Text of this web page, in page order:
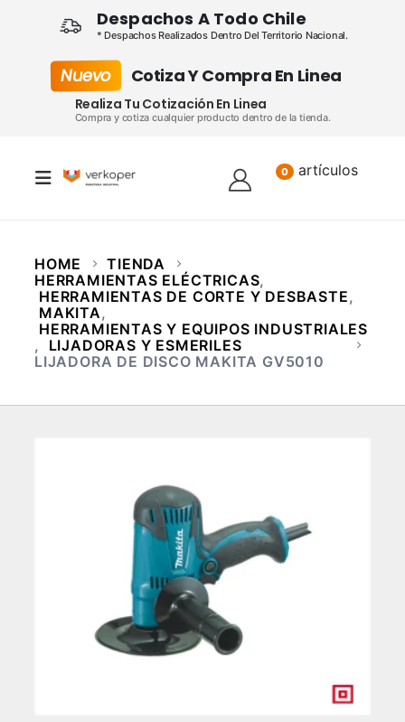
Despachos A Todo Chile
* Despachos Realizados Dentro Del Territorio Nacional.
Nuevo Cotiza Y Compra En Linea
Realiza Tu Cotización En Linea
Compra y cotiza cualquier producto dentro de la tienda.
0 artículos
HOME
TIENDA
HERRAMIENTAS ELÉCTRICAS,
HERRAMIENTAS DE CORTE Y DESBASTE,
MAKITA,
HERRAMIENTAS Y EQUIPOS INDUSTRIALES
,
LIJADORAS Y ESMERILES
LIJADORA DE DISCO MAKITA GV5010